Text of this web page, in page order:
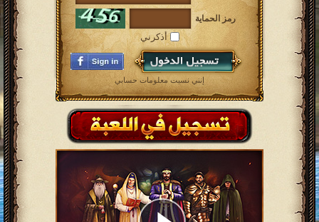
رمز الحماية
أذكرني
إنني نسيت معلومات حسابي